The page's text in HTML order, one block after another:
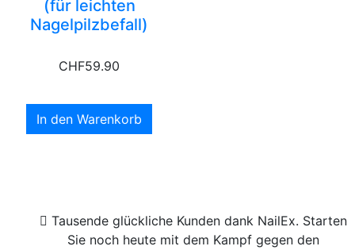
(für leichten
Nagelpilzbefall)
CHF59.90
In den Warenkorb
Tausende glückliche Kunden dank NailEx. Starten
Sie noch heute mit dem Kampf gegen den